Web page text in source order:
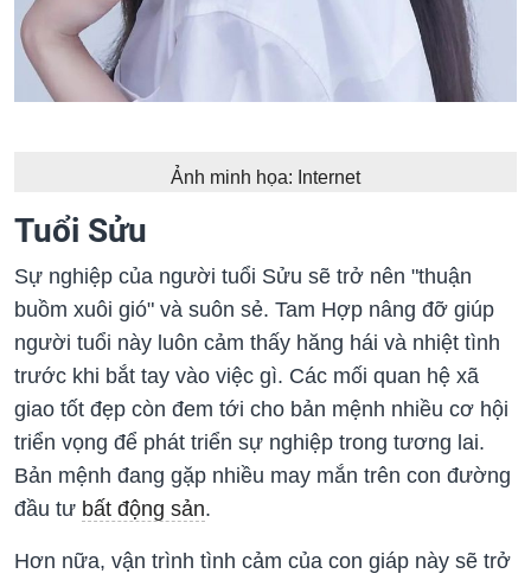
Ảnh minh họa: Internet
Tuổi Sửu
Sự nghiệp của người tuổi Sửu sẽ trở nên "thuận
buồm xuôi gió" và suôn sẻ. Tam Hợp nâng đỡ giúp
người tuổi này luôn cảm thấy hăng hái và nhiệt tình
trước khi bắt tay vào việc gì. Các mối quan hệ xã
giao tốt đẹp còn đem tới cho bản mệnh nhiều cơ hội
triển vọng để phát triển sự nghiệp trong tương lai.
Bản mệnh đang gặp nhiều may mắn trên con đường
đầu tư bất động sản.
Hơn nữa, vận trình tình cảm của con giáp này sẽ trở